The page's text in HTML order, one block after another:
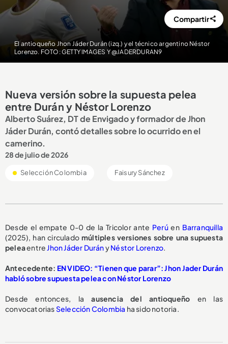
El antioqueño Jhon Jáder Durán (izq.) y el técnico argentino Néstor
Lorenzo. FOTO: GETTY IMAGES Y @JADERDURAN9
Compartir
Nueva versión sobre la supuesta pelea
entre Durán y Néstor Lorenzo
Alberto Suárez, DT de Envigado y formador de Jhon
Jáder Durán, contó detalles sobre lo ocurrido en el
camerino.
28 de julio de 2026
Selección Colombia Faisury Sánchez
Desde el empate 0-0 de la Tricolor ante Perúen Barranquilla
(2025), han circulado múltiples versiones sobre una supuesta
peleaentreJhon Jáder DurányNéstor Lorenzo.
Antecedente: EN VIDEO: “Tienen que parar”: Jhon Jader Durán
habló sobre supuesta pelea con Néstor Lorenzo
Desde entonces, laausencia del antioqueño en las
convocatoriasSelección Colombia ha sido notoria.